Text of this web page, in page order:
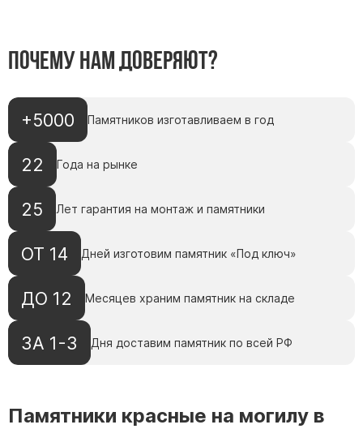
Почему нам доверяют?
+5000 Памятников изготавливаем в год
22 Года на рынке
25 Лет гарантия на монтаж и памятники
ОТ 14 Дней изготовим памятник «Под ключ»
ДО 12 Месяцев храним памятник на складе
ЗА 1-3 Дня доставим памятник по всей РФ
Памятники красные на могилу в